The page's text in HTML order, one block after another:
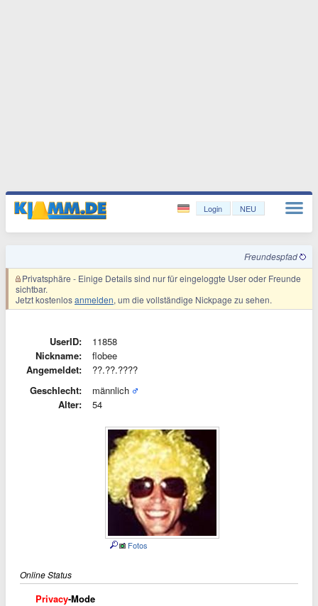
Login NEU
Freundespfad
Privatsphäre - Einige Details sind nur für eingeloggte User oder Freunde
sichtbar.
Jetzt kostenlosanmelden, um die vollständige Nickpage zu sehen.
UserID:
11858
Nickname:
flobee
Angemeldet:
??.??.????
Geschlecht:
männlich
Alter:
54
Fotos
Online Status
Privacy-Mode